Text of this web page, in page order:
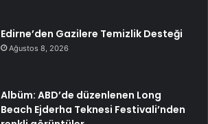
Edirne’den Gazilere Temizlik Desteği
Ağustos 8, 2026
Albüm: ABD’de düzenlenen Long
Beach Ejderha Teknesi Festivali’nden